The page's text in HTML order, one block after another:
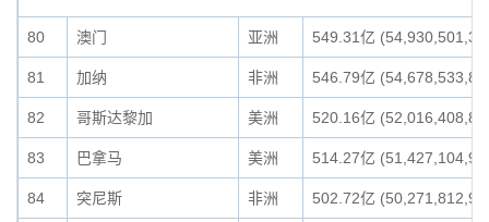
80 澳门 亚洲 549.31亿
81 加纳 非洲 546.79亿
82 哥斯达黎加 美洲 520.16亿
83 巴拿马 美洲 514.27亿
84 突尼斯 非洲 502.72亿